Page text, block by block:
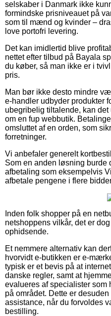
selskaber i Danmark ikke
formindske prisniveauet på
som til mænd og kvinder –
love portofri levering.
Det kan imidlertid blive
nettet efter tilbud på Bayala
du køber, så man ikke er i
pris.
Man bør ikke desto mindre
e-handler udbyder produkter
ubegribelig tiltalende, kan
om en fup webbutik.
omsluttet af en orden, som
forretninger.
Vi anbefaler generelt
Som en anden løsning burde
afbetaling som eksempelvis
afbetale pengene i flere
Inden folk shopper på en
netshoppens vilkår, det er
ophidsende.
Et nemmere alternativ kan
hvorvidt e-butikken er e-
typisk er et bevis på at
danske regler, samt at
evalueres af specialister som
på området. Dette er
assistance, når du forvoldes
bestilling.